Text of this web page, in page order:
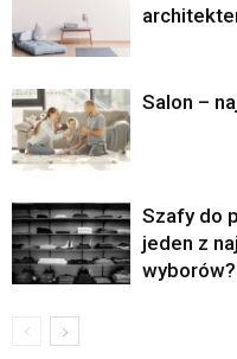
Salon –
Szafy do
jeden z
wyborów?